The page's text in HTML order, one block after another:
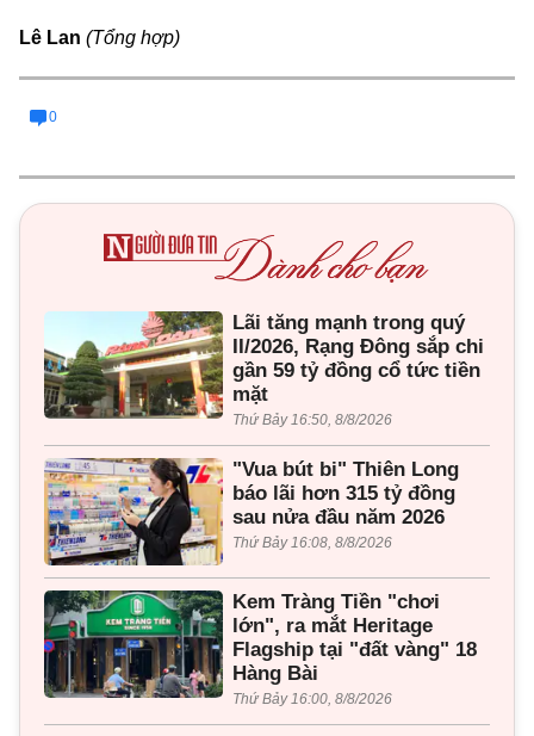
Lê Lan (Tổng hợp)
0
Lãi tăng mạnh trong quý
II/2026, Rạng Đông sắp chi
gần 59 tỷ đồng cổ tức tiền
mặt
Thứ Bảy 16:50, 8/8/2026
"Vua bút bi" Thiên Long
báo lãi hơn 315 tỷ đồng
sau nửa đầu năm 2026
Thứ Bảy 16:08, 8/8/2026
Kem Tràng Tiền "chơi
lớn", ra mắt Heritage
Flagship tại "đất vàng" 18
Hàng Bài
Thứ Bảy 16:00, 8/8/2026